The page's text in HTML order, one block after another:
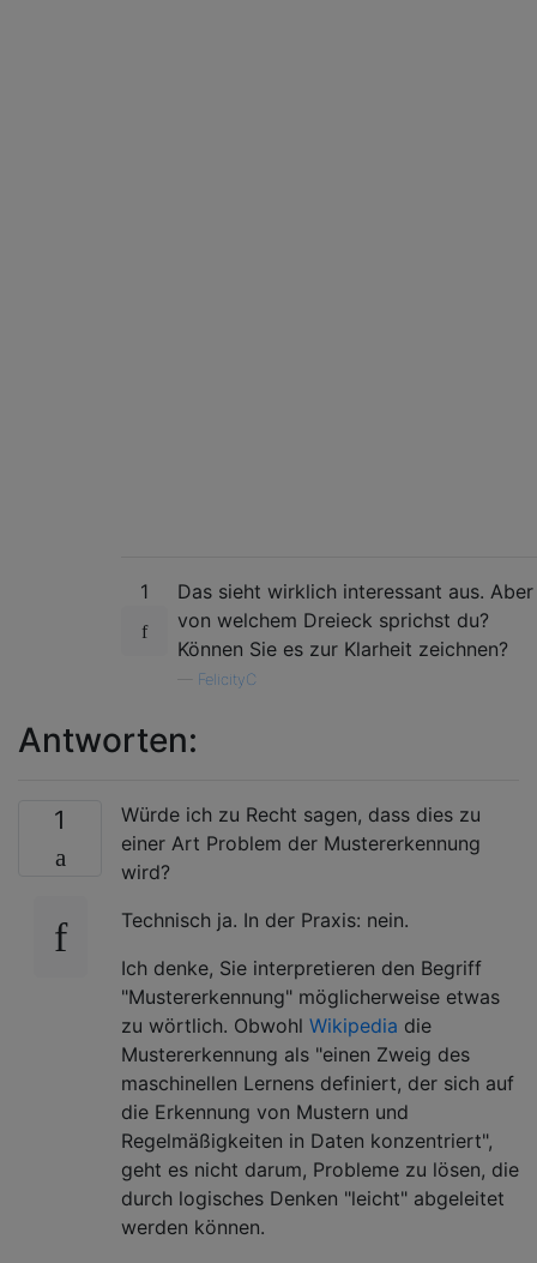
1
Das sieht wirklich interessant aus. Aber
von welchem ​​Dreieck sprichst du?
Können Sie es zur Klarheit zeichnen?
FelicityC
Antworten:
1
Würde ich zu Recht sagen, dass dies zu
einer Art Problem der Mustererkennung
wird?
Technisch ja. In der Praxis: nein.
Ich denke, Sie interpretieren den Begriff
"Mustererkennung" möglicherweise etwas
zu wörtlich. Obwohl Wikipedia die
Mustererkennung als "einen Zweig des
maschinellen Lernens definiert, der sich auf
die Erkennung von Mustern und
Regelmäßigkeiten in Daten konzentriert",
geht es nicht darum, Probleme zu lösen, die
durch logisches Denken "leicht" abgeleitet
werden können.